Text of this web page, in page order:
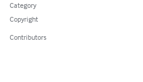
Category
Copyright
Contributors